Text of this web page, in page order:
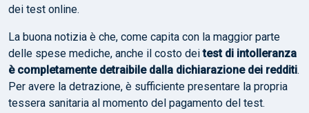
dei test online.
La buona notizia è che, come capita con la maggior parte
delle spese mediche, anche il costo deitest di intolleranza
è completamente detraibile dalla dichiarazione dei redditi.
Per avere la detrazione, è sufficiente presentare la propria
tessera sanitaria al momento del pagamento del test.